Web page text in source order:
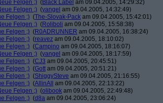
Felgen ;) (Black Label am 09.04.2005, 14:29:32)
Felgen ;) (yangel am 09.04.2005, 14:32:49)
Felgen ;) (The-Slovak-Pack am 09.04.2005, 15:42:01)
Felgen ;) (Roliboli am 09.04.2005, 15:58:38)
Felgen ;) (R0ADRUNNER am 09.04.2005, 16:38:24)
Felgen ;) (reavez am 09.04.2005, 18:10:02)
Felgen ;) (Campino am 09.04.2005, 18:16:07)
Felgen ;) (yangel am 09.04.2005, 18:17:59)
Felgen ;) (CJ3 am 09.04.2005, 20:45:51)
Felgen ;) (Gott am 09.04.2005, 20:51:21)
Felgen ;) (ShiggySteve am 09.04.2005, 21:16:55)
Felgen ;) (AllinAll
am 09.04.2005, 22:13:22)
Felgen ;) (olibook am 09.04.2005, 22:49:48)
Felgen ;) (d8a am 09.04.2005, 23:06:24)